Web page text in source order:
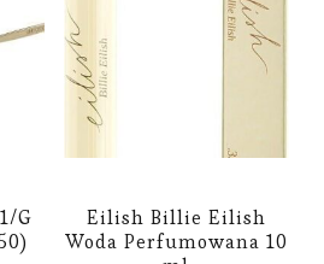
G
Eilish Billie Eilish
Woda Perfumowana 10